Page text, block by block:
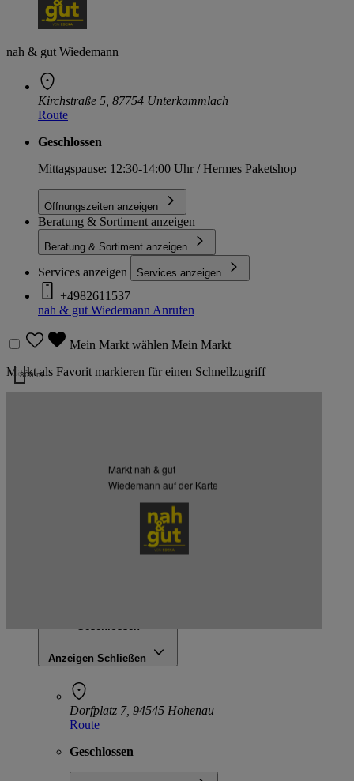
nah & gut Wiedemann
Kirchstraße 5, 87754 Unterkammlach
Route
Geschlossen
Mittagspause: 12:30-14:00 Uhr / Hermes Paketshop
Öffnungszeiten anzeigen
Beratung & Sortiment anzeigen
Beratung & Sortiment anzeigen
Services anzeigen Services anzeigen
+4982611537
nah & gut WiedemannAnrufen
Mein Markt wählen Mein Markt
Markt als Favorit markieren für einen Schnellzugriff
Markt nah & gut
Wiedemann auf der Karte
300 m
Kartenansicht
Geschlossen
Anzeigen Schließen
Dorfplatz 7, 94545 Hohenau
Route
Geschlossen